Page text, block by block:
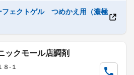
ェクトゲル つめかえ用（濃極
クモール店調剤
８-１